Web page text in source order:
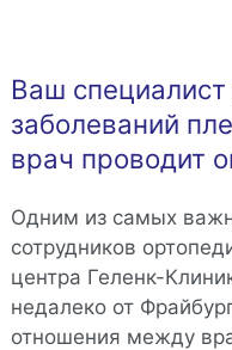
Ваш
заболеваний
врач проводит
Одним из самых
сотрудников
центра Геленк-
недалеко от
отношения между